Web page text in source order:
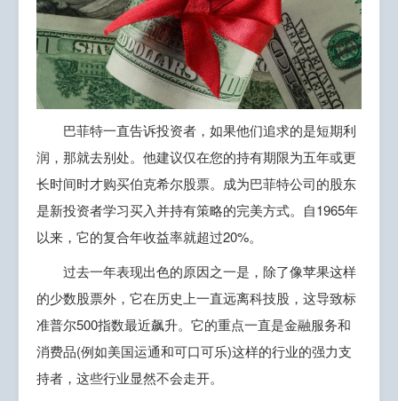
巴菲特一直告诉投资者，如果他们追求的是短期利
润，那就去别处。他建议仅在您的持有期限为五年或更
长时间时才购买伯克希尔股票。成为巴菲特公司的股东
是新投资者学习买入并持有策略的完美方式。自1965年
以来，它的复合年收益率就超过20%。
过去一年表现出色的原因之一是，除了像苹果这样
的少数股票外，它在历史上一直远离科技股，这导致标
准普尔500指数最近飙升。它的重点一直是金融服务和
消费品(例如美国运通和可口可乐)这样的行业的强力支
持者，这些行业显然不会走开。